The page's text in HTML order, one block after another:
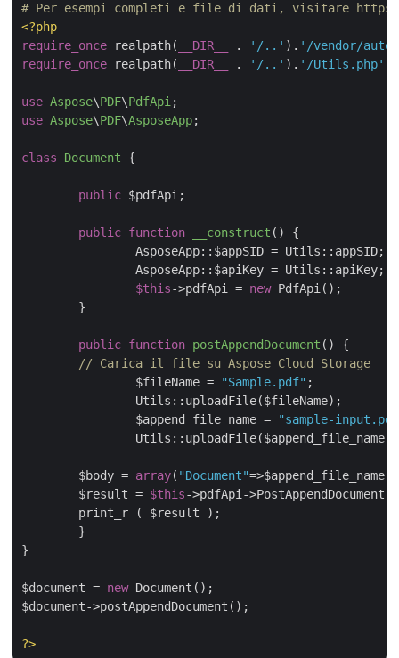
# Per esempi completi e file di dati, visitare https://
<?php
require_once realpath( __DIR__ . '/..' ). '/vendor/
require_once realpath( __DIR__ . '/..' ). '/Utils.php'
use Aspose\PDF\PdfApi
use Aspose\PDF\AsposeApp;
class Document {
public $pdfApi;
public function __construct ( ) {
$this->pdfApi = new PdfApi();
public function postAppendDocument ( ) {
// Carica il file su Aspose Cloud Storage
		$fileName =
"Sample.pdf" ;
		$append_file_name =
"sample-
        $body =
array( "Document"=>$append_file_name);
        $result =
$this->pdfApi-
        print_r ( $result );
}
$document = new Document();
$document->postAppendDocument();
?>